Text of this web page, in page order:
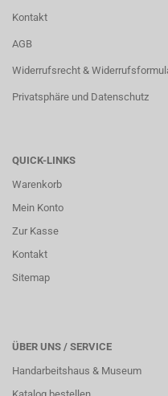
Kontakt
AGB
Widerrufsrecht &
Privatsphäre und Datenschutz
QUICK-LINKS
Warenkorb
Mein Konto
Zur Kasse
Kontakt
Sitemap
ÜBER UNS / SERVICE
Handarbeitshaus & Museum